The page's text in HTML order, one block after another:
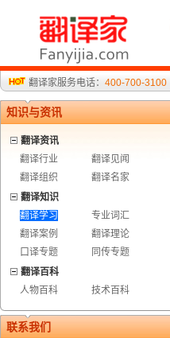
翻译家服务电话： 400-700-3100
知识与资讯
翻译资讯
翻译行业
翻译见闻
翻译组织
翻译名家
翻译知识
翻译学习
专业词汇
翻译案例
翻译理论
口译专题
同传专题
翻译百科
人物百科
技术百科
联系我们